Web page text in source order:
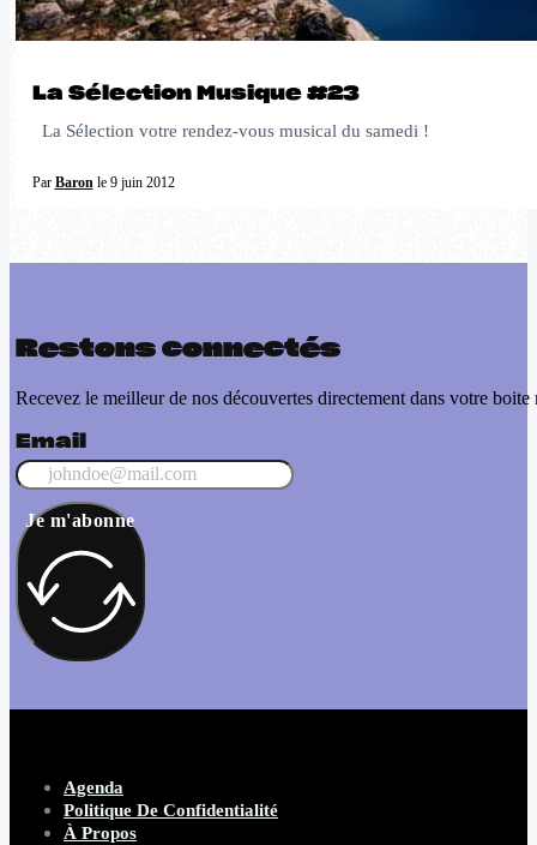
La Sélection Musique #23
La Sélection votre rendez-vous musical du samedi !
Par Baronle 9 juin 2012
Restons connectés
Recevez le meilleur de nos découvertes directement dans votre boite
Email
Je m'abonne
Agenda
Politique De Confidentialité
À Propos